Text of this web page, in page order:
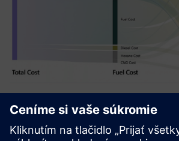
End-to-End Energy
System (EMS)